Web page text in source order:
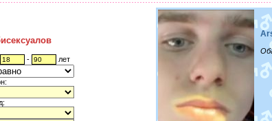
-
лет